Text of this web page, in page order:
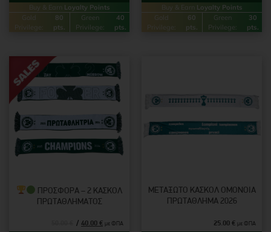
Buy & Earn Loyalty Points
Gold
Privilege:
80
pts.
Green
Privilege:
40
pts.
Buy & Earn Loyalty Points
Gold
Privilege:
60
pts.
Green
Privilege:
30
pts.
ΠΡΟΣΦΟΡΑ – 2 ΚΑΣΚΌΛ
ΠΡΩΤΑΘΛΉΜΑΤΟΣ
40.00 € με ΦΠΑ
ΜΕΤΑΞΩΤΌ ΚΑΣΚΌΛ ΟΜΟΝΟΙΑ
ΠΡΩΤΆΘΛΗΜΑ 2026
25.00 € με ΦΠΑ